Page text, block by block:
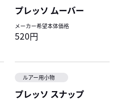
プレッソ ムーバー
メーカー希望本体価格
520円
ルアー用小物
プレッソ スナップ